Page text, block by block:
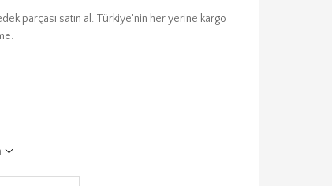
parçası satın al. Türkiye'nin her yerine kargo